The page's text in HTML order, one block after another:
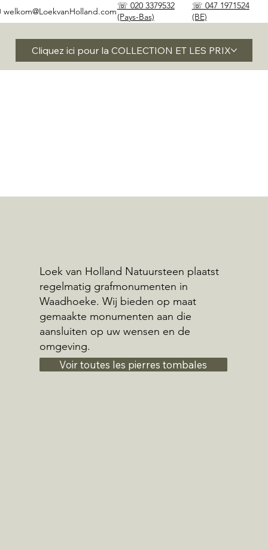
Cliquez ici pour la COLLECTION ET LES PRIX
☏ 020 3379532
(Pays-Bas)
☏ 047 1971524
(BE)
welkom@LoekvanHolland.com
Loek van Holland Natuursteen plaatst
regelmatig grafmonumenten in
Waadhoeke. Wij bieden op maat
gemaakte monumenten aan die
aansluiten op uw wensen en de
omgeving.
Voir toutes les pierres tombales